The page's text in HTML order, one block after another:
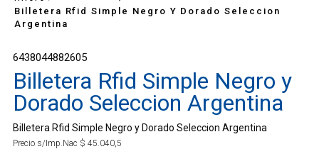
Billetera Rfid Simple Negro Y Dorado Seleccion
Argentina
6438044882605
Billetera Rfid Simple Negro y
Dorado Seleccion Argentina
Billetera Rfid Simple Negro y Dorado Seleccion Argentina
Precio s/Imp.Nac $ 45 040 5